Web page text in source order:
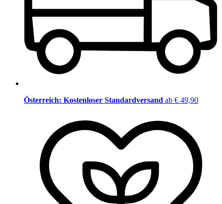
Österreich: Kostenloser Standardversand ab € 49,90